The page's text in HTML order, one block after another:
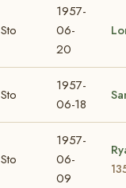
Sto
1957-
06-
20
Sto
1957-
06-18
Sto
1957-
06-
09